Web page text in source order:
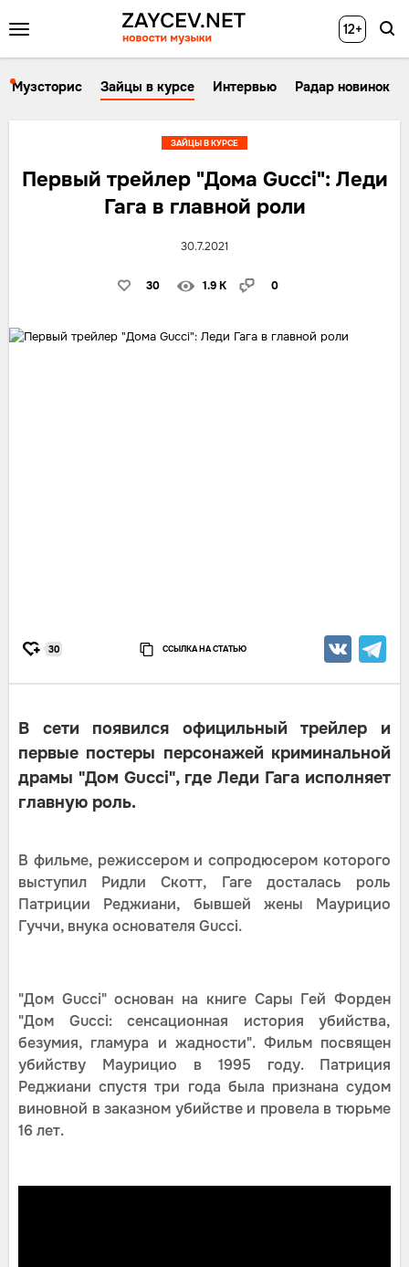
12+
Музсторис Зайцы в курсе Интервью Радар новинок
Первый трейлер "Дома Gucci": Леди
Гага в главной роли
30.7.2021
30 1.9 K 0
ЗАЙЦЫ В КУРСЕ
30 ССЫЛКА НА СТАТЬЮ
В сети появился официльный трейлер и
первые постеры персонажей криминальной
драмы "Дом Gucci", где Леди Гага исполняет
главную роль.
В фильме, режиссером и сопродюсером которого
выступил Ридли Скотт, Гаге досталась роль
Патриции Реджиани, бывшей жены Маурицио
Гуччи, внука основателя Gucci.
"Дом Gucci" основан на книге Сары Гей Форден
"Дом Gucci: сенсационная история убийства,
безумия, гламура и жадности". Фильм посвящен
убийству Маурицио в 1995 году. Патриция
Реджиани спустя три года была признана судом
виновной в заказном убийстве и провела в тюрьме
16 лет.